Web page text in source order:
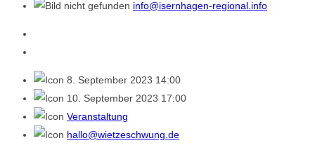
info@isernhagen-regional.info
8. September 2023 14:00
10. September 2023 17:00
Veranstaltung
hallo@wietzeschwung.de